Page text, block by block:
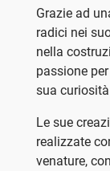
Grazie ad
radici nei
nella
passione
sua
Le sue
realizzate
venature,